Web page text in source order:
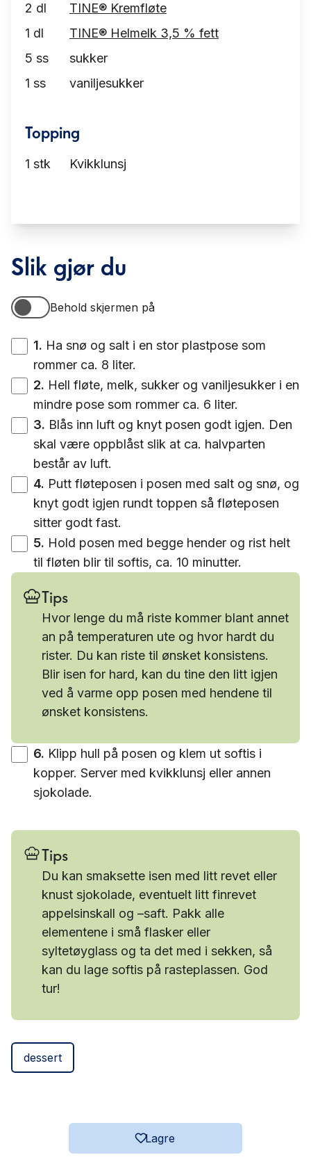
2 dl
TINE® Kremfløte
1 dl
TINE® Helmelk 3,5 % fett
5 ss
sukker
1 ss vaniljesukker
Topping
1 stk Kvikklunsj
Slik gjør du
Behold skjermen på
Behold skjermen på
1. Ha snø og salt i en stor plastpose som
rommer ca. 8 liter.
2. Hell fløte, melk, sukker og vaniljesukker i en
mindre pose som rommer ca. 6 liter.
3. Blås inn luft og knyt posen godt igjen. Den
skal være oppblåst slik at ca. halvparten
består av luft.
4. Putt fløteposen i posen med salt og snø, og
knyt godt igjen rundt toppen så fløteposen
sitter godt fast.
5. Hold posen med begge hender og rist helt
til fløten blir til softis, ca. 10 minutter.
Tips
Hvor lenge du må riste kommer blant annet
an på temperaturen ute og hvor hardt du
rister. Du kan riste til ønsket konsistens.
Blir isen for hard, kan du tine den litt igjen
ved å varme opp posen med hendene til
ønsket konsistens.
6. Klipp hull på posen og klem ut softis i
kopper. Server med kvikklunsj eller annen
sjokolade.
Tips
Du kan smaksette isen med litt revet eller
knust sjokolade, eventuelt litt finrevet
appelsinskall og –saft. Pakk alle
elementene i små flasker eller
syltetøyglass og ta det med i sekken, så
kan du lage softis på rasteplassen. God
tur!
dessert
Lagre